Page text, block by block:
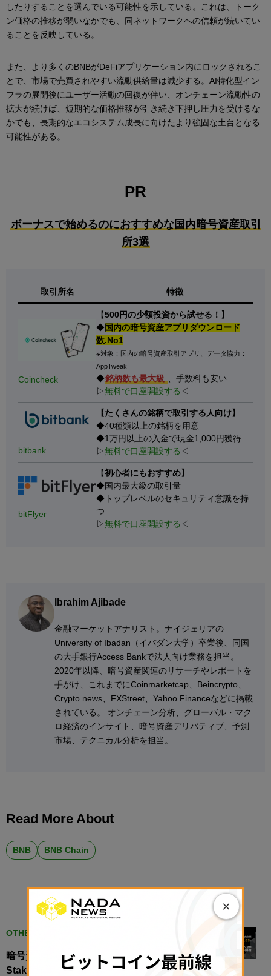
したりすることを選んでいる可能性を示している。これは、トーク
ン価格の推移が弱いなかでも、同ネットワークへの信頼が続いてい
ることを反映している。
また、より多くのBNBがDeFiアプリケーション内にロックされるこ
とで、市場で売買されやすい流動供給量は減少する。AI特化型イン
フラの展開後にユーザー活動の回復が伴い、オンチェーン流動性の
拡大が続けば、短期的な価格推移が引き続き下押し圧力を受けるな
かでも、長期的なエコシステム成長に向けたより強固な土台となる
可能性がある。
PR
ボーナスで始めるのにおすすめな国内暗号資産取引
所3選
取引所名 特徴
Coincheck
【500円の少額投資から試せる！】
◆国内の暗号資産アプリダウンロード
数.No1
※対象：国内の暗号資産取引アプリ、データ協力：
AppTweak
◆銘柄数も最大級
、手数料も安い
▷無料で口座開設する ◁
bitbank
【たくさんの銘柄で取引する人向け】
◆40種類以上の銘柄を用意
◆1万円以上の入金で現金1,000円獲得
▷無料で口座開設する ◁
bitFlyer
【初心者にもおすすめ】
◆国内最大級の取引量
◆トップレベルのセキュリティ意識を持
つ
▷無料で口座開設する ◁
Ibrahim Ajibade
金融マーケットアナリスト。ナイジェリアの
University of Ibadan（イバダン大学）卒業後、同国
の大手銀行Access Bankで法人向け業務を担当。
2020年以降、暗号資産関連のリサーチやレポートを
手がけ、これまでにCoinmarketcap、Beincrypto、
Crypto.news、FXStreet、Yahoo Financeなどに掲載
されている。 オンチェーン分析、グローバル・マク
ロ経済のインサイト、暗号資産デリバティブ、予測
市場、テクニカル分析を担当。
Read More About
BNB BNB Chain
RELATED POSTS
OTHER CRYPTOCURRENCIES
暗号資産ステーキングサービス「CoinTrade
Stake」、ビルドアンドビルド（BNB）の取
×